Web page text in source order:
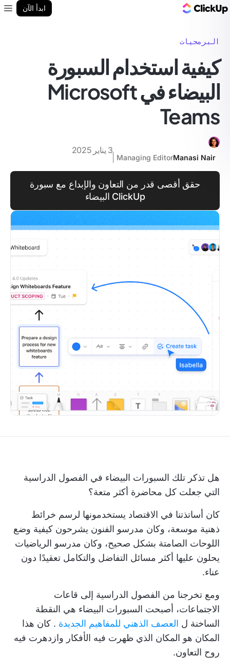
ابدأ الآن
البرمجيات
كيفية استخدام السبورة
البيضاء في Microsoft
Teams
Manasi Nair
Managing Editor
3 يناير 2025
حقق أقصى قدر من التعاون والإبداع مع سبورة
ClickUp البيضاء
هل تذكر تلك السبورات البيضاء في الفصول الدراسية
التي جعلت كل محاضرة أكثر متعة؟
كان أساتذتنا في الاقتصاد يستخدمونها لرسم خرائط
ذهنية موسعة، وكان مدرسو الفنون يشرحون كيفية وضع
اللوحات الصامتة بشكل صحيح، وكان مدرسو الرياضيات
يحلون عليها أكثر مسائل التفاضل والتكامل تعقيدًا دون
عناء.
ومع تخرجنا من الفصول الدراسية إلى قاعات
الاجتماعات، أصبحت السبورات البيضاء هي النقطة
الساخنة ل العصف الذهني للمفاهيم الجديدة . كان هذا
المكان هو المكان الذي ظهرت فيه الأفكار وازدهرت فيه
روح التعاون.